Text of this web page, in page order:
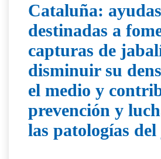
Cataluña: ayudas
destinadas a
capturas de
disminuir su
el medio y
prevención y
las patologías